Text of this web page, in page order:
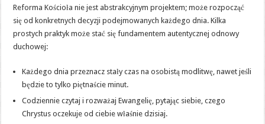
Reforma Kościoła nie jest abstrakcyjnym projektem; może rozpocząć
się od konkretnych decyzji podejmowanych każdego dnia. Kilka
prostych praktyk może stać się fundamentem autentycznej odnowy
duchowej:
Każdego dnia przeznacz stały czas na osobistą modlitwę, nawet jeśli
będzie to tylko piętnaście minut.
Codziennie czytaj i rozważaj Ewangelię, pytając siebie, czego
Chrystus oczekuje od ciebie właśnie dzisiaj.